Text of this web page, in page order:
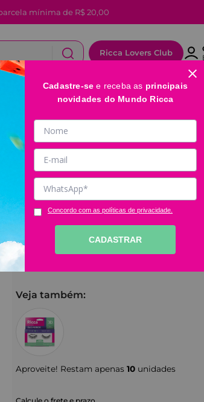
mínima de R$ 20,00
Ricca Lovers Club
BANHO E CORPO MÃOS E PÉS
Cílios 3D Volume
Código:2685
Clique e veja!
R$ 14,99
＋
－ comprar
Veja também:
Aproveite! Restam apenas 10 unidades
Cadastre-se e receba as principais
novidades do Mundo Ricca
Concordo com as políticas de privacidade.
CADASTRAR